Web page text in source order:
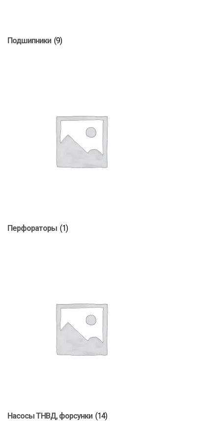
Подшипники (9)
Перфораторы (1)
Насосы ТНВД, форсунки (14)